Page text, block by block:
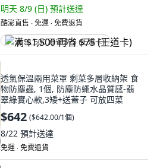
明天 8/9 (日) 預計送達
酷澎直售 ∙ 免運 ∙ 免費退貨
满 $1,500 再省 $75 (王道卡)
透氣保溫兩用菜罩 剩菜多層收納架 食
物防塵蟲, 1個, 防塵防蠅水晶質感-翡
翠綠實心款,3矮+送蓋子 可放四菜
$642 ($642.00/1個)
8/22 預計送達
免運 ∙ 免費退貨